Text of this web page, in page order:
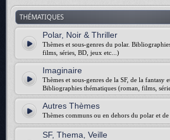
THÉMATIQUES
Polar, Noir & Thriller
Thèmes et sous-genres du polar.
films, séries, BD, jeux etc...)
Imaginaire
Thèmes et sous-genres de la SF, de la fantasy
Bibliographies thématiques (roman, films,
Autres Thèmes
Thèmes communs ou en dehors du polar et
SF, Thema, Veille